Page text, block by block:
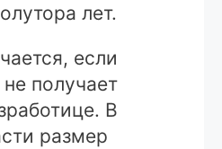
лет.
если
получает
В
размер